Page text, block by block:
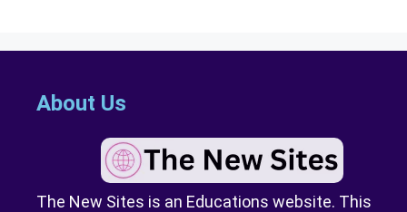
About Us
The New Sites is an Educations website. This